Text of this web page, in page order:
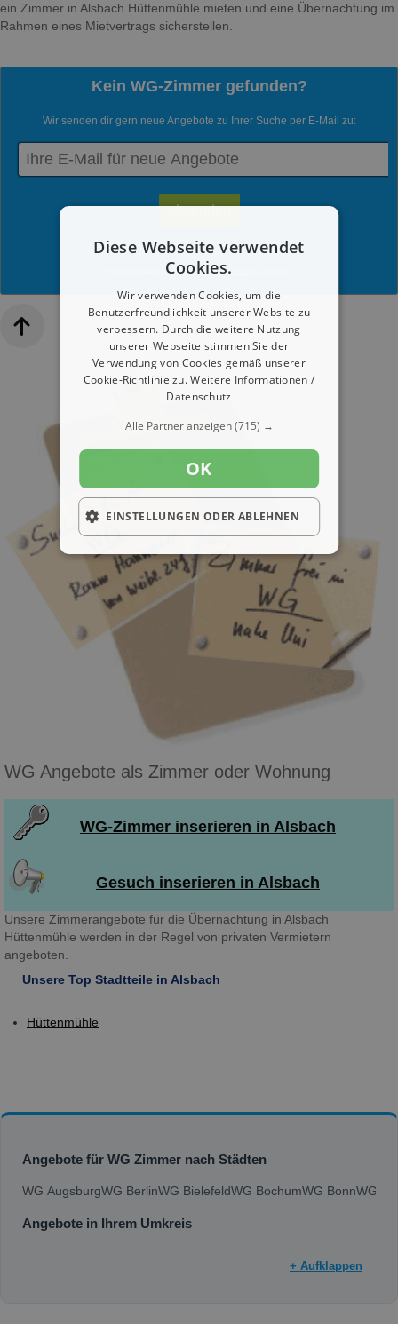
ein Zimmer in Alsbach Hüttenmühle mieten und eine Übernachtung im
Rahmen eines Mietvertrags sicherstellen.
Kein WG-Zimmer gefunden?
Wir senden dir gern neue Angebote zu Ihrer Suche per E-Mail zu:
Du kannst jederzeit diesen Service abmelden.
Mit dem Absenden werden die Datenschutzrichtlinien
WG Angebote als Zimmer oder Wohnung
WG-Zimmer inserieren in Alsbach
Gesuch inserieren in Alsbach
Unsere Zimmerangebote für die Übernachtung in Alsbach
Hüttenmühle werden in der Regel von privaten Vermietern
angeboten.
Unsere Top Stadtteile in Alsbach
Hüttenmühle
Angebote für WG Zimmer nach Städten
WG AugsburgWG BerlinWG BielefeldWG BochumWG BonnWG
Angebote in Ihrem Umkreis
+ Aufklappen
Diese Webseite verwendet
Cookies.
Wir verwenden Cookies, um die
Benutzerfreundlichkeit unserer Website zu
verbessern. Durch die weitere Nutzung
unserer Webseite stimmen Sie der
Verwendung von Cookies gemäß unserer
Cookie-Richtlinie zu.Weitere Informationen /
Datenschutz
Alle Partner anzeigen(715) →
OK
EINSTELLUNGEN ODER ABLEHNEN